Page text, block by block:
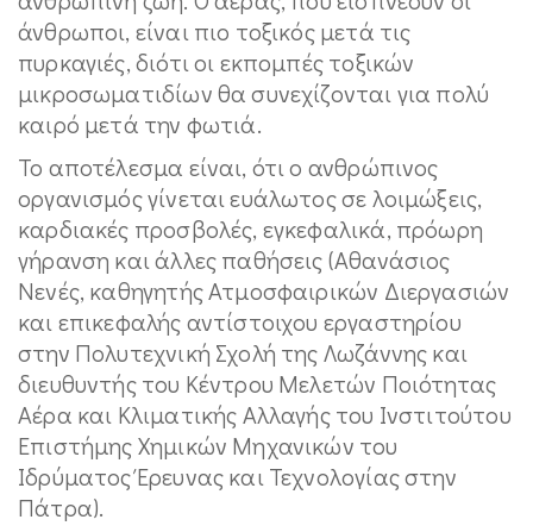
άνθρωποι, είναι πιο τοξικός μετά τις
πυρκαγιές, διότι οι εκπομπές τοξικών
μικροσωματιδίων θα συνεχίζονται για πολύ
καιρό μετά την φωτιά.
Το αποτέλεσμα είναι, ότι ο ανθρώπινος
οργανισμός γίνεται ευάλωτος σε λοιμώξεις,
καρδιακές προσβολές, εγκεφαλικά, πρόωρη
γήρανση και άλλες παθήσεις (Αθανάσιος
Νενές, καθηγητής Ατμοσφαιρικών Διεργασιών
και επικεφαλής αντίστοιχου εργαστηρίου
στην Πολυτεχνική Σχολή της Λωζάννης και
διευθυντής του Κέντρου Μελετών Ποιότητας
Αέρα και Κλιματικής Αλλαγής του Ινστιτούτου
Επιστήμης Χημικών Μηχανικών του
Ιδρύματος Έρευνας και Τεχνολογίας στην
Πάτρα).